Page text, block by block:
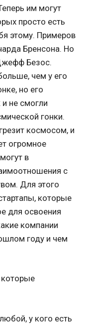
им могут
просто есть
этому. Примеров
Бренсона. Но
Безос.
чем у его
но его
не смогли
гонки.
космосом, и
огромное
в
с
Для этого
которые
для освоения
компании
году и чем
у кого есть